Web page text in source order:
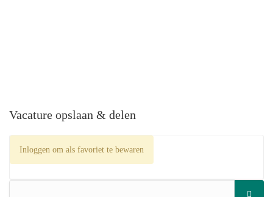
Vacature opslaan & delen
Inloggen om als favoriet te bewaren